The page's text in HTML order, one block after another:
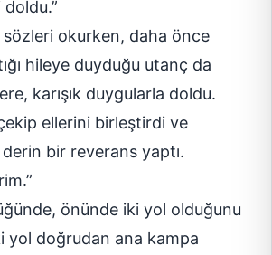
okurken, daha önce
hileye duyduğu utanç da
karışık duygularla doldu.
ellerini birleştirdi ve
bir reverans yaptı.
önünde iki yol olduğunu
yol doğrudan ana kampa